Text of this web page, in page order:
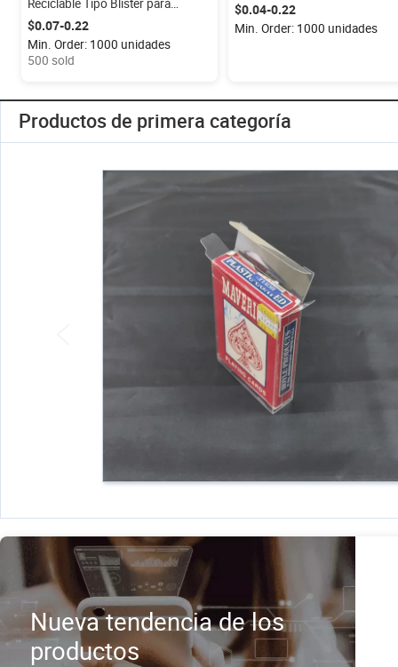
Reciclable Tipo Blister para
Señuelos de Pesca Blandos, Caja
de Empaque Personalizada para
Señuelos
$0.07-0.22
Min. Order: 1000 unidades
500 sold
Pesca con Tapa, Bandeja de
Plástico PET Transparente
Reciclable para Empaque de
$0.04-0.22
Min. Order: 1000 unidades
Productos de primera categoría
Nueva tendencia de los
productos